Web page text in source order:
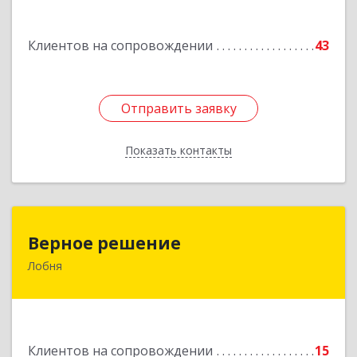
Клиентов на сопровождении 43
Отправить заявку
Показать контакты
Отправить заявку
Назад
Верное решение
Лобня
Клиентов на сопровождении
15
141730, Московская обл, Лобня г, Чехова ул,